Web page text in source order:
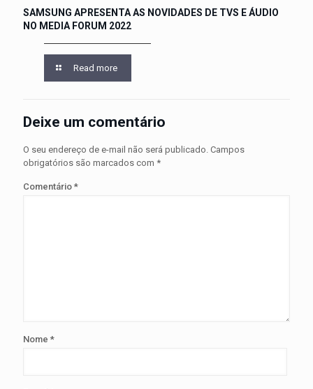
SAMSUNG APRESENTA AS NOVIDADES DE TVS E ÁUDIO
NO MEDIA FORUM 2022
Read more
Deixe um comentário
O seu endereço de e-mail não será publicado. Campos
obrigatórios são marcados com *
Comentário *
Nome *